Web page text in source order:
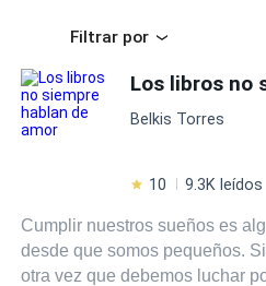
Filtrar por
Belkis Torres
10 9.3K leídos
Cumplir nuestros sueños es
desde que somos pequeños.
otra vez que debemos luchar